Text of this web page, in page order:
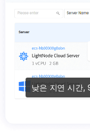
낮은 지연 시간,